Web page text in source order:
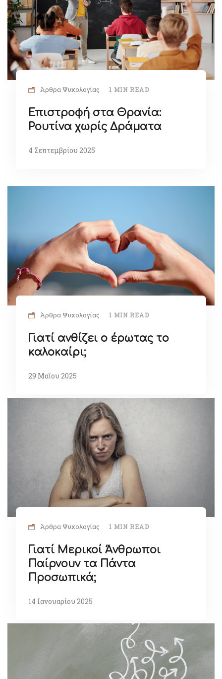
Άρθρα Ψυχολογίας 1 MIN READ
Επιστροφή στα Θρανία:
Ρουτίνα χωρίς Δράματα
4 Σεπτεμβρίου 2025
Άρθρα Ψυχολογίας 1 MIN READ
Γιατί ανθίζει ο έρωτας το
καλοκαίρι;
29 Μαΐου 2025
Άρθρα Ψυχολογίας 1 MIN READ
Γιατί Μερικοί Άνθρωποι
Παίρνουν τα Πάντα
Προσωπικά;
14 Ιανουαρίου 2025